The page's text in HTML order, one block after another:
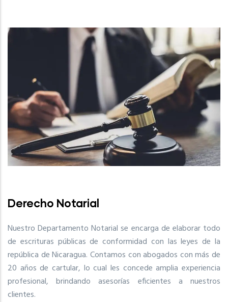
Derecho Notarial
Nuestro Departamento Notarial se encarga de elaborar todo
de escrituras públicas de conformidad con las leyes de la
república de Nicaragua. Contamos con abogados con más de
20 años de cartular, lo cual les concede amplia experiencia
profesional, brindando asesorías eficientes a nuestros
clientes.